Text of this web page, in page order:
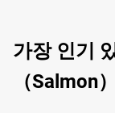
가장 인기
（Salmon）